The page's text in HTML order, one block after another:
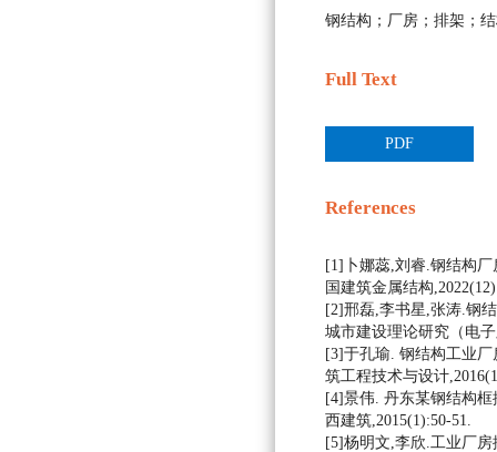
钢结构；厂房；排架；
Full Text
PDF
References
[1]卜娜蕊,刘睿.钢结构
国建筑金属结构
[2]邢磊,李书星,张涛.钢
城市建设理论研究（电
[3]于孔瑜. 钢结构工业
筑工程技术与设计
[4]景伟. 丹东某钢结构
西建筑,2015(1):50-51.
[5]杨明文,李欣.工业厂